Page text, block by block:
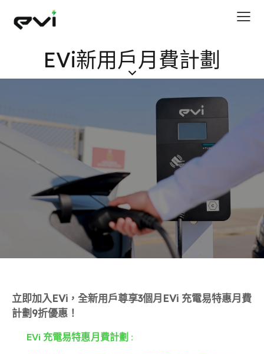
EVi新用戶月費計劃
立即加入EVi，全新用戶尊享3個月EVi 充電易特惠月費
計劃9折優惠！
EVi 充電易特惠月費計劃 :